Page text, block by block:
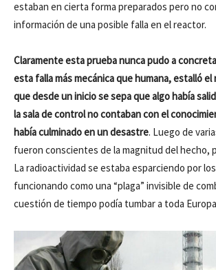
estaban en cierta forma preparados pero no
información de una posible falla en el reactor.
Claramente esta prueba nunca pudo a
esta falla más mecánica que humana, estalló
que desde un inicio se sepa que algo había
la sala de control no contaban con el
había culminado en un desastre. Luego de
fueron conscientes de la magnitud del hecho,
La radioactividad se estaba esparciendo por
funcionando como una “plaga” invisible de
cuestión de tiempo podía tumbar a toda